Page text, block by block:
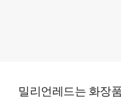
밀리언레드는 화장